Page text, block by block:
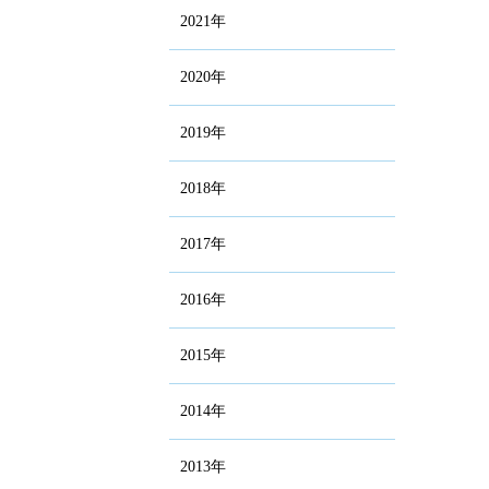
2021年
2020年
2019年
2018年
2017年
2016年
2015年
2014年
2013年